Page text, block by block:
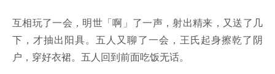
互相玩了一会，明世「啊」了一声，射出精来，又送了几
下，才抽出阳具。五人又聊了一会，王氏起身擦乾了阴
户，穿好衣裙。五人回到前面吃饭无话。